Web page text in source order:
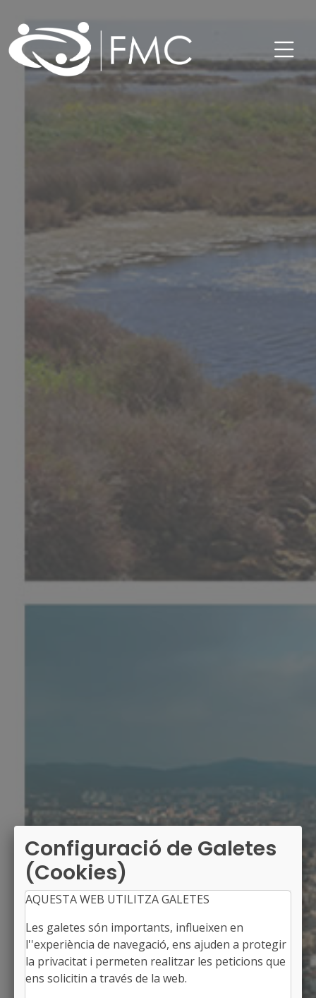
Configuració de Galetes
(Cookies)
AQUESTA WEB UTILITZA GALETES
Les galetes són importants, influeixen en
l''experiència de navegació, ens ajuden a protegir
la privacitat i permeten realitzar les peticions que
ens solicitin a través de la web.